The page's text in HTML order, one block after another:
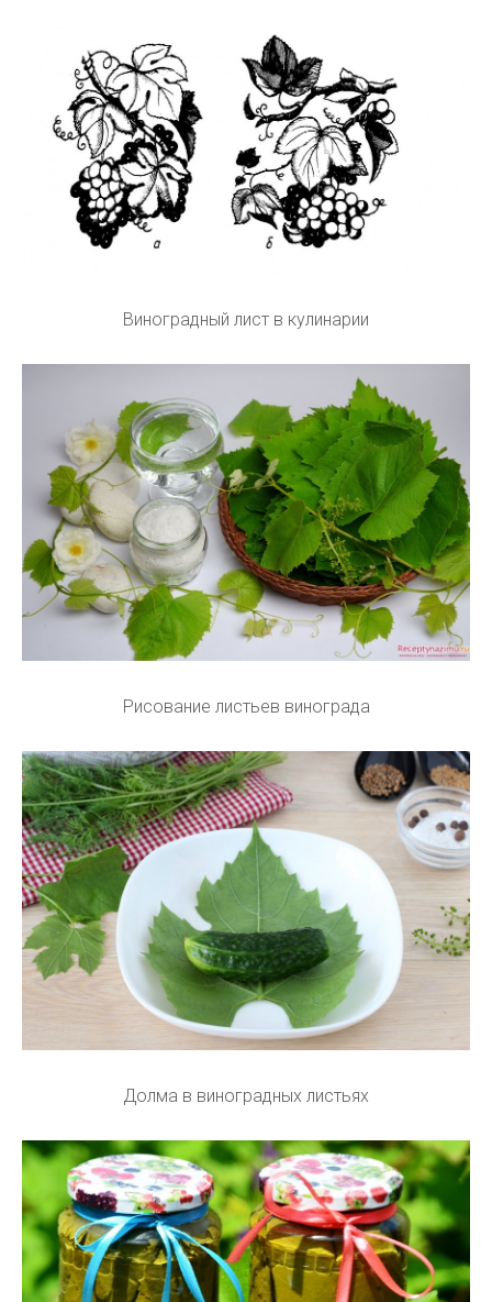
Виноградный лист в кулинарии
Рисование листьев винограда
Долма в виноградных листьях